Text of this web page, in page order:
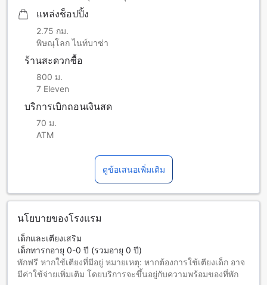
แหล่งช็อปปิ้ง
2.75 กม.
พิษณุโลก ไนท์บาซ่า
ร้านสะดวกซื้อ
800 ม.
7 Eleven
บริการเบิกถอนเงินสด
70 ม.
ATM
ดูข้อเสนอเพิ่มเติม
นโยบายของโรงแรม
เด็กและเตียงเสริม
เด็กทารกอายุ 0-0 ปี (รวมอายุ 0 ปี)
พักฟรี หากใช้เตียงที่มีอยู่ หมายเหตุ: หากต้องการใช้เตียงเด็ก อาจ
มีค่าใช้จ่ายเพิ่มเติม โดยบริการจะขึ้นอยู่กับความพร้อมของที่พัก